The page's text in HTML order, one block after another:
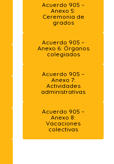
Acuerdo 905 –
Anexo 5:
Ceremonia de
grados
Acuerdo 905 –
Anexo 6: Órganos
colegiados
Acuerdo 905 –
Anexo 7:
Actividades
administrativas
Acuerdo 905 –
Anexo 8:
Vacaciones
colectivas